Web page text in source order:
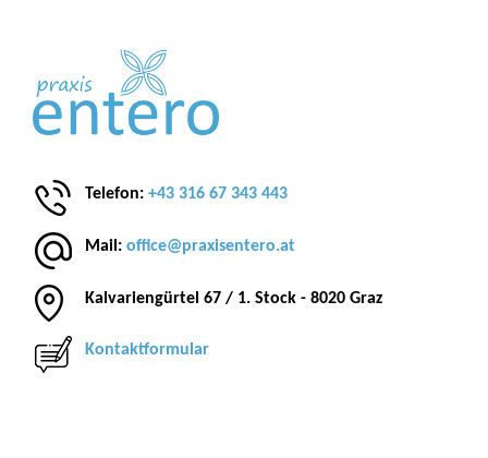
Telefon: +43 316 67 343 443
Mail: office@praxisentero.at
Kalvariengürtel 67 / 1. Stock - 8020 Graz
Kontaktformular